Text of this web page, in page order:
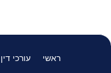
ראשי עורכי דין